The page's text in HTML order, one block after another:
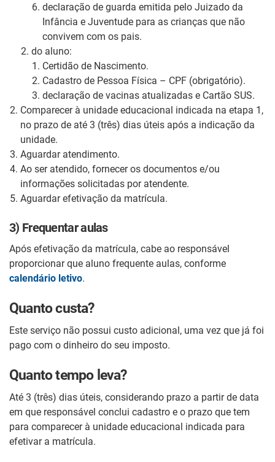
declaração de guarda emitida pelo Juizado da
Infância e Juventude para as crianças que não
convivem com os pais.
do aluno:
Certidão de Nascimento.
Cadastro de Pessoa Física – CPF (obrigatório).
declaração de vacinas atualizadas e Cartão SUS.
Comparecer à unidade educacional indicada na etapa 1,
no prazo de até 3 (três) dias úteis após a indicação da
unidade.
Aguardar atendimento.
Ao ser atendido, fornecer os documentos e/ou
informações solicitadas por atendente.
Aguardar efetivação da matrícula.
3) Frequentar aulas
Após efetivação da matrícula, cabe ao responsável
proporcionar que aluno frequente aulas, conforme
calendário letivo.
Quanto custa?
Este serviço não possui custo adicional, uma vez que já foi
pago com o dinheiro do seu imposto.
Quanto tempo leva?
Até 3 (três) dias úteis, considerando prazo a partir de data
em que responsável conclui cadastro e o prazo que tem
para comparecer à unidade educacional indicada para
efetivar a matrícula.